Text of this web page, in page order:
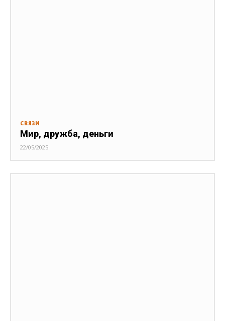
СВЯЗИ
Мир, дружба, деньги
22/05/2025